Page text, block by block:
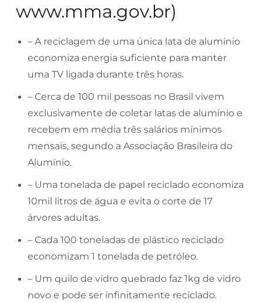
www.mma.gov.br)
– A reciclagem de uma única lata de alumínio
economiza energia suficiente para manter
uma TV ligada durante três horas.
– Cerca de 100 mil pessoas no Brasil vivem
exclusivamente de coletar latas de alumínio e
recebem em média três salários mínimos
mensais, segundo a Associação Brasileira do
Alumínio.
– Uma tonelada de papel reciclado economiza
10mil litros de água e evita o corte de 17
árvores adultas.
– Cada 100 toneladas de plástico reciclado
economizam 1 tonelada de petróleo.
– Um quilo de vidro quebrado faz 1kg de vidro
novo e pode ser infinitamente reciclado.